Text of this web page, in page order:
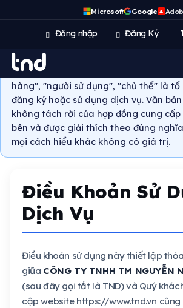
Microsoft Google A
Đăng nhập Đăng Ký
Chủ thể ban hành và định nghĩa:Trong
này, "TND", "chúng tôi", "nhà cung
tắt: TND), mã số doanh nghiệp
12/220 Tô Hiệu, Phường Lê Chân, TP.
hàng", "người sử dụng", "chủ thể" là tổ
đăng ký hoặc sử dụng dịch vụ. Văn
không tách rời của hợp đồng cung
bên và được giải thích theo đúng
mọi cách hiểu khác không có giá trị.
Điều Khoản Sử
Dịch Vụ
Điều khoản sử dụng này thiết lập
giữa CÔNG TY TNHH TM NGUYỄN
(sau đây gọi tắt là TND) và Quý
cập website https://www.tnd.vn cũng